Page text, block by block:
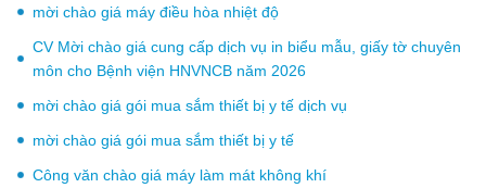
mời chào giá máy điều hòa nhiệt độ
CV Mời chào giá cung cấp dịch vụ in biểu mẫu, giấy tờ chuyên
môn cho Bệnh viện HNVNCB năm 2026
mời chào giá gói mua sắm thiết bị y tế dịch vụ
mời chào giá gói mua sắm thiết bị y tế
Công văn chào giá máy làm mát không khí